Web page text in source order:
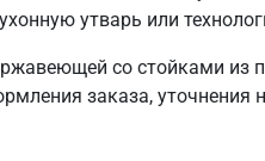
утварь или
со стойками
заказа, уточнения